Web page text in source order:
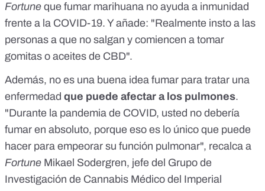
Fortune que fumar marihuana no ayuda a inmunidad
frente a la COVID-19. Y añade: "Realmente insto a las
personas a que no salgan y comiencen a tomar
gomitas o aceites de CBD".
Además, no es una buena idea fumar para tratar una
enfermedad que puede afectar a los pulmones.
"Durante la pandemia de COVID, usted no debería
fumar en absoluto, porque eso es lo único que puede
hacer para empeorar su función pulmonar", recalca a
Fortune Mikael Sodergren, jefe del Grupo de
Investigación de Cannabis Médico del Imperial